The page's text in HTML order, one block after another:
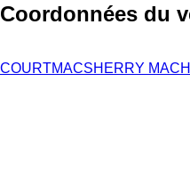
Coordonnées du
COURTMACSHERRY